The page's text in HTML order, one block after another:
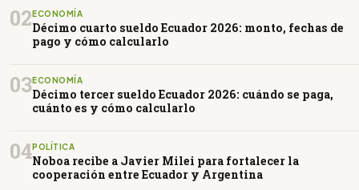
02ECONOMÍA
Décimo cuarto sueldo Ecuador 2026: monto, fechas de
pago y cómo calcularlo
03ECONOMÍA
Décimo tercer sueldo Ecuador 2026: cuándo se paga,
cuánto es y cómo calcularlo
04POLÍTICA
Noboa recibe a Javier Milei para fortalecer la
cooperación entre Ecuador y Argentina